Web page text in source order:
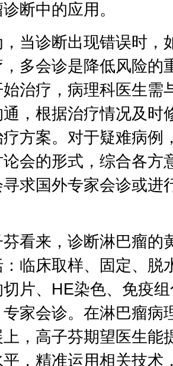
断中的应用。
诊断出现错误时，
多会诊是降低风险的
治疗，病理科医生需
通，根据治疗情况及时
方案。对于疑难病例
会的形式，综合各方
求国外专家会诊或进
来，诊断淋巴瘤的
临床取样、固定、脱
片、HE染色、免疫
家会诊。在淋巴瘤病
，高子芬期望医生能
，精准运用相关技术